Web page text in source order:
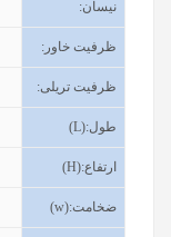
نیسان:
ظرفیت خاور :
ظرفیت تریلی:
طول(L):
ارتفاع(H):
ضخامت(w):